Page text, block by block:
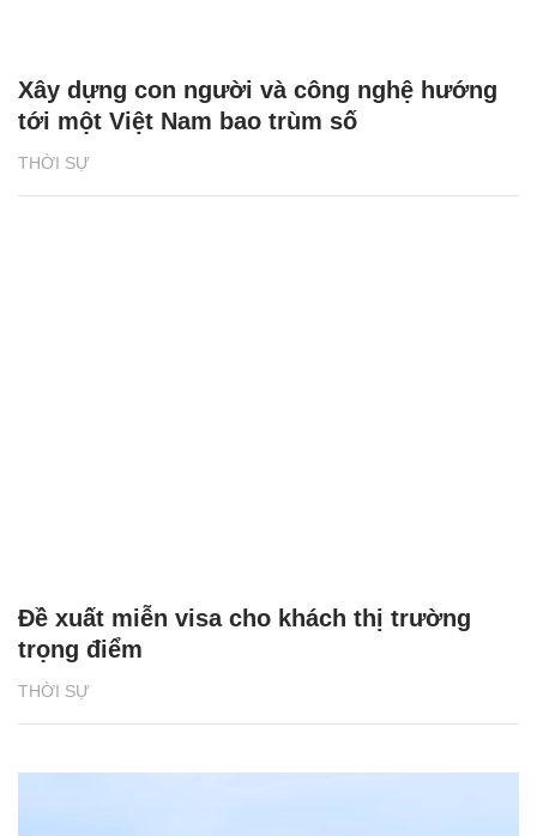
THỜI SỰ
Xây dựng con người và công nghệ hướng
tới một Việt Nam bao trùm số
THỜI SỰ
Đề xuất miễn visa cho khách thị trường
trọng điểm